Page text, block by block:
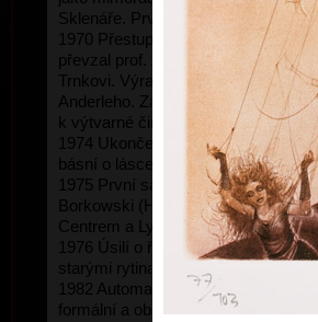
Sklenáře. První pokusy o grafiku.
1970 Přestup do ateliéru ilustrace a
převzal prof. Zdeněk Sklenář po
Trnkovi. Výrazné působení asistenta
Anderleho. Zájem o poezii a hudbu
k výtvarné činnosti. Narození syna
1974 Ukončení studia diplomovou
básní o lásce\"
1975 První samostatná výstava v
Borkowski (Hannover). Počátek
Centrem a Lyrou Pragensis.
1976 Úsilí o řemeslnou dokonalost,
starými rytinami.
1982 Automatická kresba, akvarely,
formální a obsahové uvolňování.